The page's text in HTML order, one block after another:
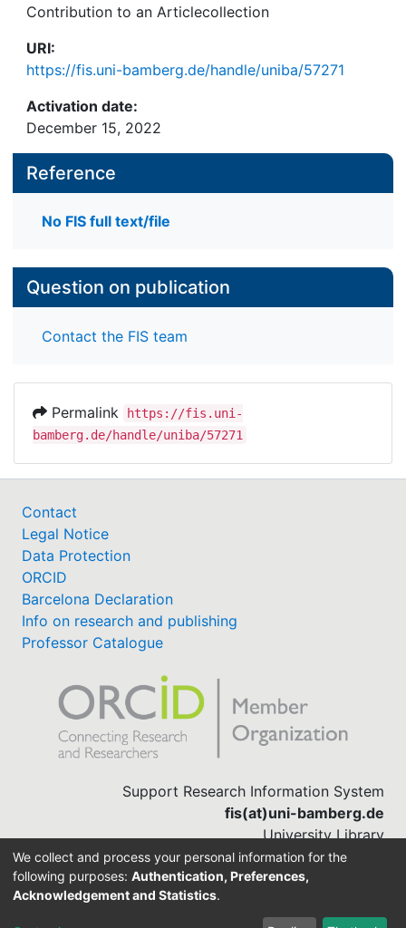
Contribution to an Articlecollection
URI:
https://fis.uni-bamberg.de/handle/uniba/57271
Activation date:
December 15, 2022
Reference
No FIS full text/file
Question on publication
Contact the FIS team
Permalink
https://fis.uni-
bamberg.de/handle/uniba/57271
Contact
Legal Notice
Data Protection
ORCID
Barcelona Declaration
Info on research and publishing
Professor Catalogue
Support Research Information System
fis(at)uni-bamberg.de
University Library
(0951) 863-1568
We collect and process your personal information for the
following purposes: Authentication, Preferences,
Acknowledgement and Statistics.